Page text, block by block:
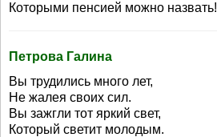
Которыми пенсией можно назвать!
Петрова Галина
Вы трудились много лет,
Не жалея своих сил.
Вы зажгли тот яркий свет,
Который светит молодым.